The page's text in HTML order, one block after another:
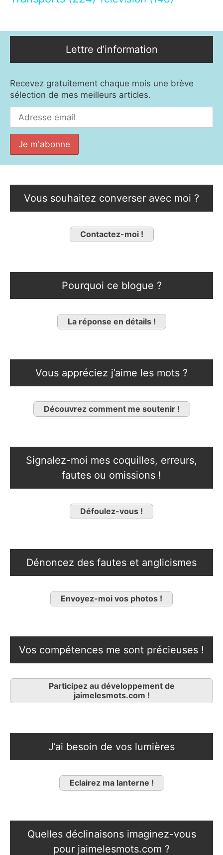
Lettre d’information
Recevez gratuitement chaque mois une brève
sélection de mes meilleurs articles.
Vous souhaitez converser avec moi ?
Contactez-moi !
Pourquoi ce blogue ?
La réponse en détails !
Vous appréciez j’aime les mots ?
Découvrez comment me soutenir !
Signalez-moi mes coquilles, erreurs,
fautes ou omissions !
Défoulez-vous !
Dénoncez des fautes et anglicismes
Envoyez-moi vos photos !
Vos compétences me sont précieuses !
Participez au développement de
jaimelesmots.com !
J’ai besoin de vos lumières
Eclairez ma lanterne !
Quelles déclinaisons imaginez-vous
pour jaimelesmots.com ?